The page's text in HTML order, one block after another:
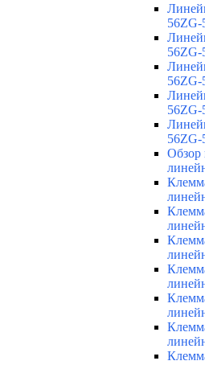
56ZG-
56ZG-
56ZG-
56ZG-
56ZG-
Обзор